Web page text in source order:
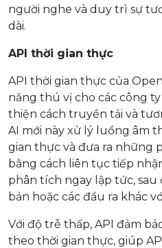
người nghe và duy trì sự
dài.
API thời gian thực
API thời gian thực của
năng thú vị cho các công
thiện cách truyền tải và
AI mới này xử lý luồng âm
gian thực và đưa ra những
bằng cách liên tục tiếp
phân tích ngay lập tức,
bản hoặc các đầu ra khác
Với độ trễ thấp, API đảm
theo thời gian thực, giúp